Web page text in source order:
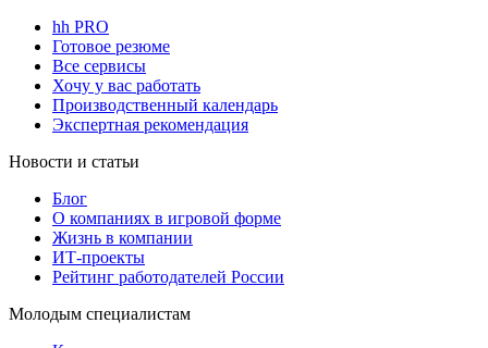
hh PRO
Готовое резюме
Все сервисы
Хочу у вас работать
Производственный календарь
Экспертная рекомендация
Новости и статьи
Блог
О компаниях в игровой форме
Жизнь в компании
ИТ-проекты
Рейтинг работодателей России
Молодым специалистам